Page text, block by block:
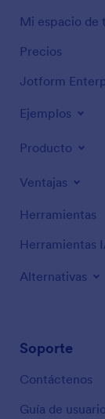
Mi espacio de
Precios
Jotform
Ejemplos
Producto
Ventajas
Herramientas
Herramientas
Alternativas
Soporte
Contáctenos
Guía de usuario